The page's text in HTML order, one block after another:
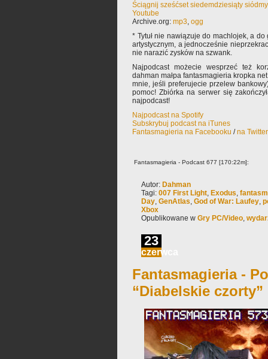
Ściągnij sześćset siedemdziesiąty
Youtube
Archive.org: mp3, ogg
* Tytuł nie nawiązuje do machlojek, a do
artystycznym, a jednocześnie
nie narazić zysków na szwank.
Najpodcast możecie wesprzeć też
dahman małpa fantasmagieria kropka
mnie, jeśli preferujecie przelew
pomoc! Zbiórka na serwer się
najpodcast!
Najpodcast na Spotify
Subskrybuj podcast na iTunes
Fantasmagieria na Facebooku /na
Fantasmagieria - Podcast 677 [170:22m]:
Autor: Dahman
Tagi: 007 First Light, Exodus,
Day, GenAtlas, God of War: Laufey,
Xbox
Opublikowane w Gry PC/Video,
23
czerwca
Fantasmagieria -
“Diabelskie czorty”